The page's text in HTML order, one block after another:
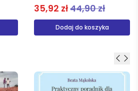
31,92 zł39,90 zł
Dodaj do koszyka